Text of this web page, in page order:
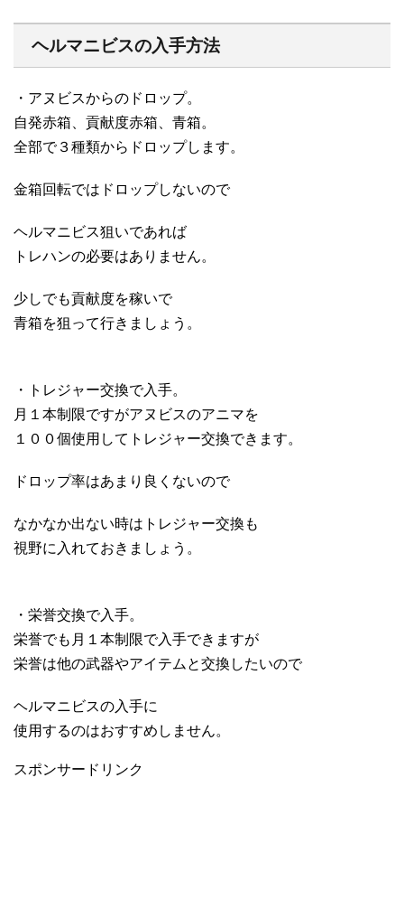
ヘルマニビスの入手方法
・アヌビスからのドロップ。
自発赤箱、貢献度赤箱、青箱。
全部で３種類からドロップします。
金箱回転ではドロップしないので
ヘルマニビス狙いであれば
トレハンの必要はありません。
少しでも貢献度を稼いで
青箱を狙って行きましょう。
・トレジャー交換で入手。
月１本制限ですがアヌビスのアニマを
１００個使用してトレジャー交換できます。
ドロップ率はあまり良くないので
なかなか出ない時はトレジャー交換も
視野に入れておきましょう。
・栄誉交換で入手。
栄誉でも月１本制限で入手できますが
栄誉は他の武器やアイテムと交換したいので
ヘルマニビスの入手に
使用するのはおすすめしません。
スポンサードリンク